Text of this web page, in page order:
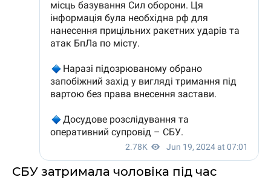
СБУ затримала чоловіка під час